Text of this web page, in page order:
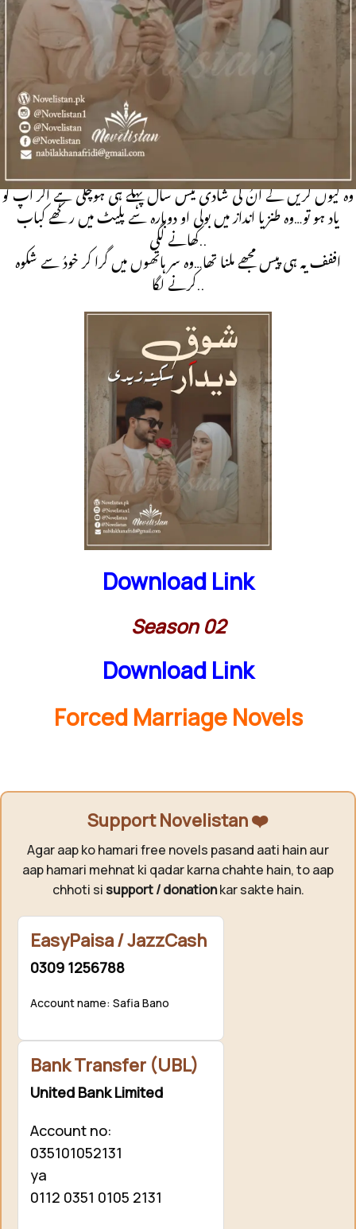
Romantic urdu novel | Funny Novel
Novel code: Novel20474
تو مطلب تم مجھ سے شادی نہیں کروگی..
نہیں…بلکل نہیں میں ایسے شخص سے کبھی شادی نہیں کروگی جو صرف
ہمدردی میں مجھ سے شادی کرے…وہ شاید یہ بات سبق یاد کرکے آئی
وہ کیوں کریں گے انُ کی شادی تیس سال پہلے ہی ہوچکی ہے اگر آپ کو
یاد ہو تو…وہ طنزیا انداز میں بولی او دوبارہ سے پلیٹ میں رکھے کباب
کھانے لگی..
اففف یہ ہی پیس مجھے ملنا تھا…وہ سر ہاتھوں میں گرا کر خودُ سے شکوہ
کرنے لگا..
Download Link
Season 02
Download Link
Forced Marriage Novels
Support Novelistan ❤️
Agar aap ko hamari free novels pasand aati hain aur
aap hamari mehnat ki qadar karna chahte hain, to aap
chhoti si support / donationkar sakte hain.
EasyPaisa / JazzCash
0309 1256788
Account name: Safia Bano
Bank Transfer (UBL)
United Bank Limited
Account no:
035101052131
ya
0112 0351 0105 2131